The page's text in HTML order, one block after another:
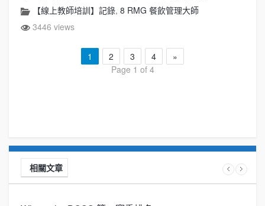
【線上教師培訓】記錄, 8 RMG 餐飲管理大師
3446 views
1 2 3 4
»
Page 1 of 4
相關文章